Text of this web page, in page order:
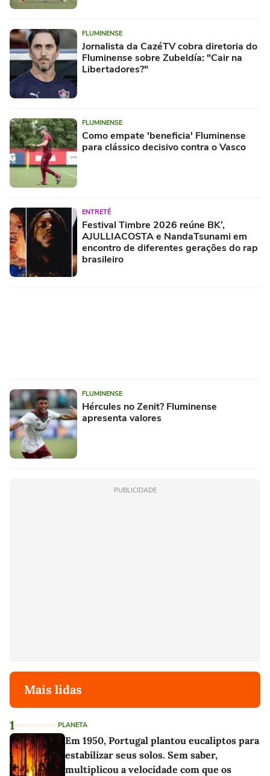
FLUMINENSE
Jornalista da CazéTV cobra diretoria do
Fluminense sobre Zubeldía: "Cair na
Libertadores?"
FLUMINENSE
Como empate 'beneficia' Fluminense
para clássico decisivo contra o Vasco
ENTRETÊ
Festival Timbre 2026 reúne BK’,
AJULLIACOSTA e NandaTsunami em
encontro de diferentes gerações do rap
brasileiro
FLUMINENSE
Hércules no Zenit? Fluminense
apresenta valores
PUBLICIDADE
Mais lidas
1 PLANETA
Em 1950, Portugal plantou eucaliptos para
estabilizar seus solos. Sem saber,
multiplicou a velocidade com que os